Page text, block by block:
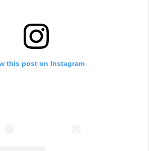
this post on Instagram